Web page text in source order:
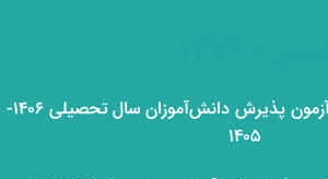
جزئیات مصاحبه کتبی آزمون پذیرش دانش‌آموزان سال تحصیلی ۱۴۰۶-
۱۴۰۵